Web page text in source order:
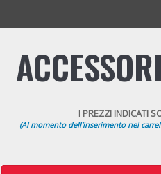
I PREZZI INDICATI
(Al momento dell'inserimento nel